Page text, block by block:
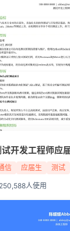
开发工程师应
信 应届生 测试
人使用